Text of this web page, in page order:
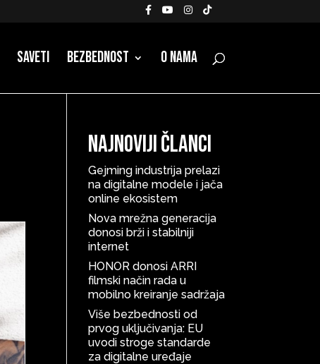
Saveti Bezbednost O nama
Najnoviji članci
Gejming industrija prelazi
na digitalne modele i jača
online ekosistem
Nova mrežna generacija
donosi brži i stabilniji
internet
HONOR donosi ARRI
filmski način rada u
mobilno kreiranje sadržaja
Više bezbednosti od
prvog uključivanja: EU
uvodi stroge standarde
za digitalne uređaje